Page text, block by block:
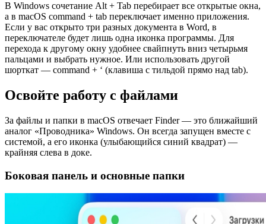
В Windows сочетание Alt + Tab перебирает все открытые окна,
а в macOS сommand + tab переключает именно приложения.
Если у вас открыто три разных документа в Word, в
переключателе будет лишь одна иконка программы. Для
перехода к другому окну удобнее свайпнуть вниз четырьмя
пальцами и выбрать нужное. Или использовать другой
шорткат — сommand + ‘ (клавиша с тильдой прямо над tab).
Освойте работу с файлами
За файлы и папки в macOS отвечает Finder — это ближайший
аналог «Проводника» Windows. Он всегда запущен вместе с
системой, а его иконка (улыбающийся синий квадрат) —
крайняя слева в доке.
Боковая панель и основные папки